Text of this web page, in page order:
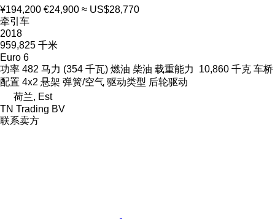
¥194,200 €24,900 ≈ US$28,770
牵引车
2018
959,825 千米
Euro 6
功率 482 马力 (354 千瓦) 燃油 柴油 载重能力 10,860 千克 车桥
配置 4x2 悬架 弹簧/空气 驱动类型 后轮驱动
荷兰, Est
TN Trading BV
联系卖方